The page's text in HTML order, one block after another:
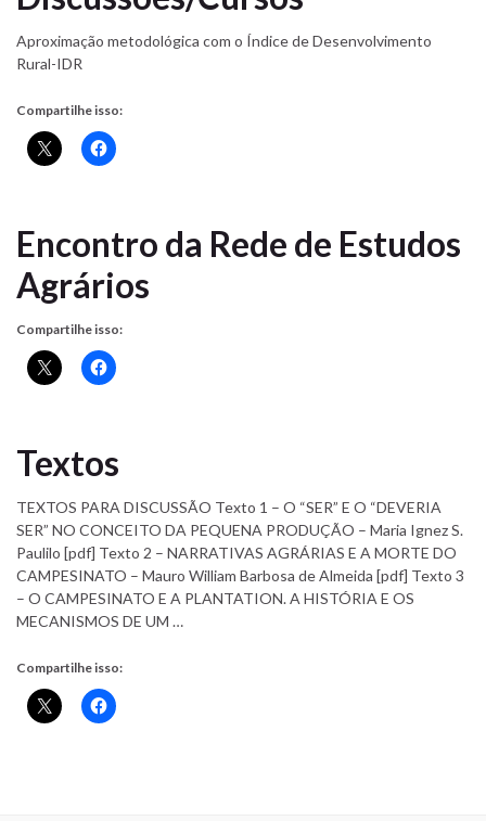
Aproximação metodológica com o Índice de Desenvolvimento
Rural-IDR
Compartilhe isso:
Encontro da Rede de Estudos
Agrários
Compartilhe isso:
Textos
TEXTOS PARA DISCUSSÃO Texto 1 – O “SER” E O “DEVERIA
SER” NO CONCEITO DA PEQUENA PRODUÇÃO – Maria Ignez S.
Paulilo [pdf] Texto 2 – NARRATIVAS AGRÁRIAS E A MORTE DO
CAMPESINATO – Mauro William Barbosa de Almeida [pdf] Texto 3
– O CAMPESINATO E A PLANTATION. A HISTÓRIA E OS
MECANISMOS DE UM …
Compartilhe isso: